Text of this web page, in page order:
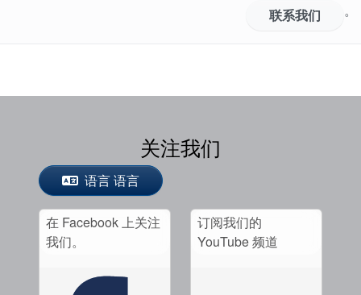
联系我们 。
关注我们
语言 语言
在 Facebook 上关注
我们。
订阅我们的
YouTube 频道